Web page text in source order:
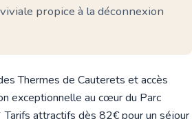
propice à la déconnexion
Thermes de Cauterets et accès
exceptionnelle au cœur du Parc
Tarifs attractifs dès 82€ pour un séjour